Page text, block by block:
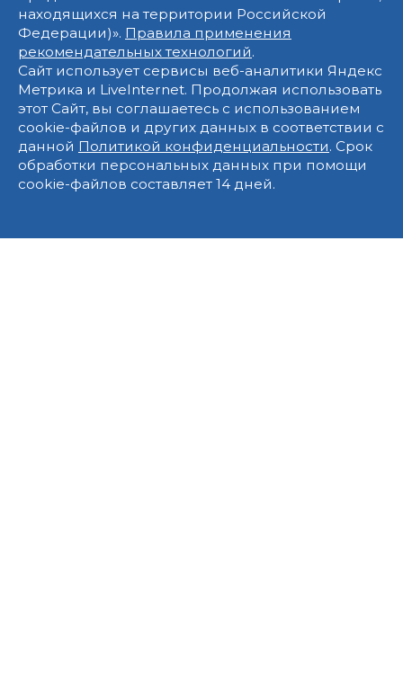
находящихся на территории Российской
Федерации)». Правила применения
рекомендательных технологий.
Сайт использует сервисы веб-аналитики Яндекс
Метрика и LiveInternet. Продолжая использовать
этот Сайт, вы соглашаетесь с использованием
cookie-файлов и других данных в соответствии с
данной Политикой конфиденциальности. Срок
обработки персональных данных при помощи
cookie-файлов составляет 14 дней.